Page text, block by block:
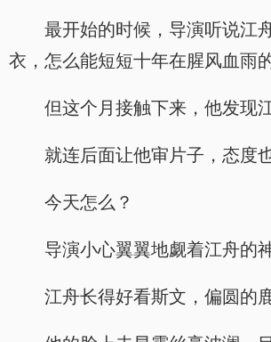
最开始的时候，导演听说江
衣，怎么能短短十年在腥风血雨
但这个月接触下来，他发现
就连后面让他审片子，态度
今天怎么？
导演小心翼翼地觑着江舟的神
江舟长得好看斯文，偏圆的